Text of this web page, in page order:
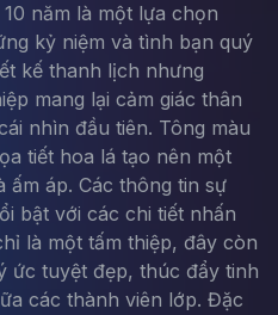
năm là một lựa chọn
kỷ niệm và tình bạn quý
kế thanh lịch nhưng
mang lại cảm giác thân
nhìn đầu tiên. Tông màu
tiết hoa lá tạo nên một
ấm áp. Các thông tin sự
bật với các chi tiết nhấn
là một tấm thiệp, đây còn
ức tuyệt đẹp, thúc đẩy tinh
các thành viên lớp. Đặc